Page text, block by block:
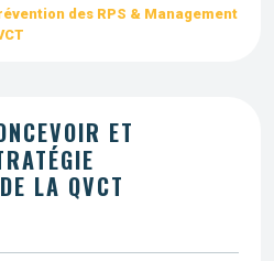
des RPS & Management
ET
LA QVCT